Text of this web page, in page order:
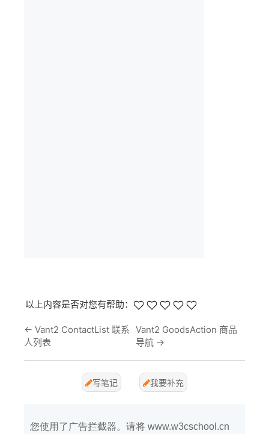
以上内容是否对您有帮助：
← Vant2 ContactList 联系
人列表
Vant2 GoodsAction 商品
导航→
写笔记 我要补充
您使用了广告拦截器。请将 www.w3cschool.cn